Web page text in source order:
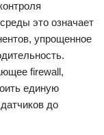
это означает
упрощенное
firewall,
единую
до